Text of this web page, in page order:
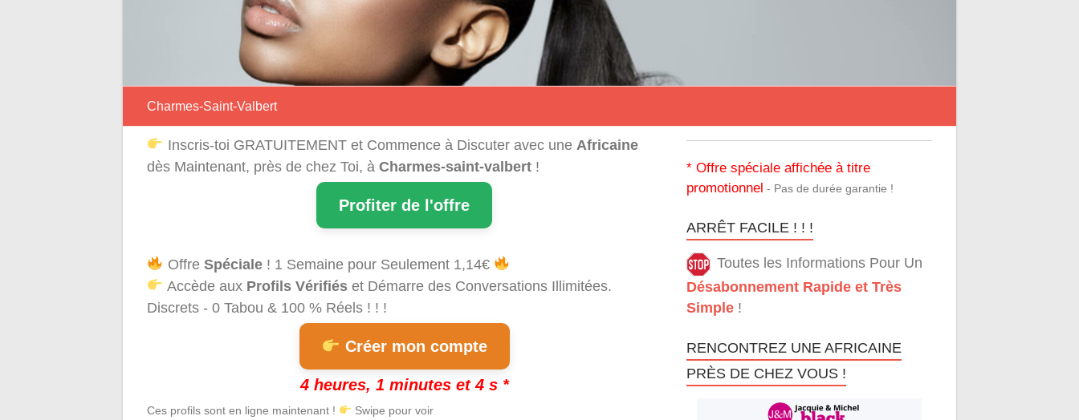
Charmes-Saint-Valbert
Inscris-toi GRATUITEMENT et Commence à Discuter avec une Africaine
dès Maintenant, près de chez Toi, à Charmes-saint-valbert !
Profiter de l'offre
Offre Spéciale! 1 Semaine pour Seulement 1,14€
Accède aux Profils Vérifiéset Démarre des Conversations Illimitées.
Discrets - 0 Tabou & 100 % Réels ! ! !
Créer mon compte
4 heures, 1 minutes et 3 s *
Ces profils sont en ligne maintenant ! Swipe pour voir
* Offre spéciale affichée à titre
promotionnel - Pas de durée garantie !
ARRÊT FACILE ! ! !
Toutes les Informations Pour Un
Désabonnement Rapide et Très
Simple !
RENCONTREZ UNE AFRICAINE
PRÈS DE CHEZ VOUS !